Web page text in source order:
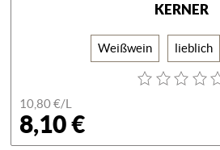
KERNER
Weißwein lieblich
10,80 €/L
8,10 €